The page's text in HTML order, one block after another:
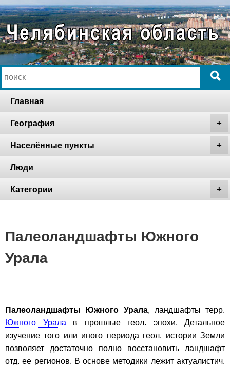
Главная
География
Населённые пункты
Люди
Категории
Палеоландшафты Южного
Урала
Палеоландшафты Южного Урала, ландшафты терр.
Южного Урала в прошлые геол. эпохи. Детальное
изучение того или иного периода геол. истории Земли
позволяет достаточно полно восстановить ландшафт
отд. ее регионов. В основе методики лежит актуалистич.